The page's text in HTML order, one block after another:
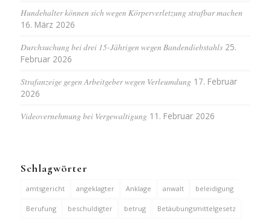
Hundehalter können sich wegen Körperverletzung strafbar machen
16. März 2026
Durchsuchung bei drei 15-Jährigen wegen Bandendiebstahls 25.
Februar 2026
Strafanzeige gegen Arbeitgeber wegen Verleumdung 17. Februar
2026
Videovernehmung bei Vergewaltigung 11. Februar 2026
Schlagwörter
amtsgericht angeklagter Anklage anwalt beleidigung
Berufung beschuldigter betrug Betäubungsmittelgesetz